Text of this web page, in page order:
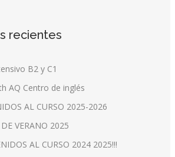
recientes
B2 y C1
AQ Centro de inglés
AL CURSO 2025-2026
DE VERANO 2025
AL CURSO 2024 2025!!!